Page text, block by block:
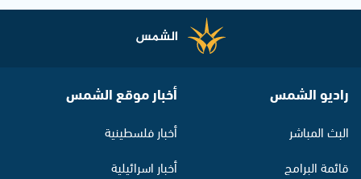
راديو الشمس
البث المباشر
قائمة البرامج
أخبار موقع الشمس
أخبار فلسطينية
أخبار اسرائيلية